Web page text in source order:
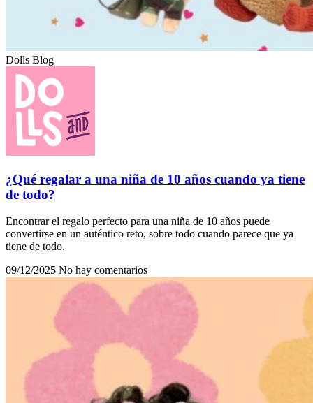
Dolls Blog
¿Qué regalar a una niña de 10 años cuando ya tiene
de todo?
Encontrar el regalo perfecto para una niña de 10 años puede
convertirse en un auténtico reto, sobre todo cuando parece que ya
tiene de todo.
09/12/2025 No hay comentarios